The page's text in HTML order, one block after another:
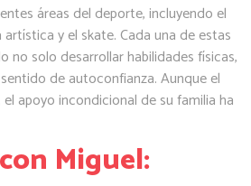
áreas del deporte, incluyendo el
y el skate. Cada una de estas
no solo desarrollar habilidades físicas,
de autoconfianza. Aunque el
apoyo incondicional de su familia ha
Miguel: